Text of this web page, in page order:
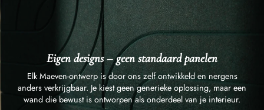
Eigen designs – geen standaard panelen
Elk Maeven-ontwerp is door ons zelf ontwikkeld en nergens
anders verkrijgbaar. Je kiest geen generieke oplossing, maar een
wand die bewust is ontworpen als onderdeel van je interieur.